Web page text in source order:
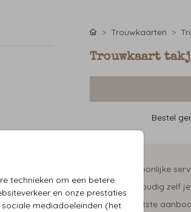
technieken om een betere
en onze prestaties
mediadoeleinden (het
Trouwkaarten
Trouwkaart
Bestel
Persoonlijke
Eenvoudig zelf
Grootste